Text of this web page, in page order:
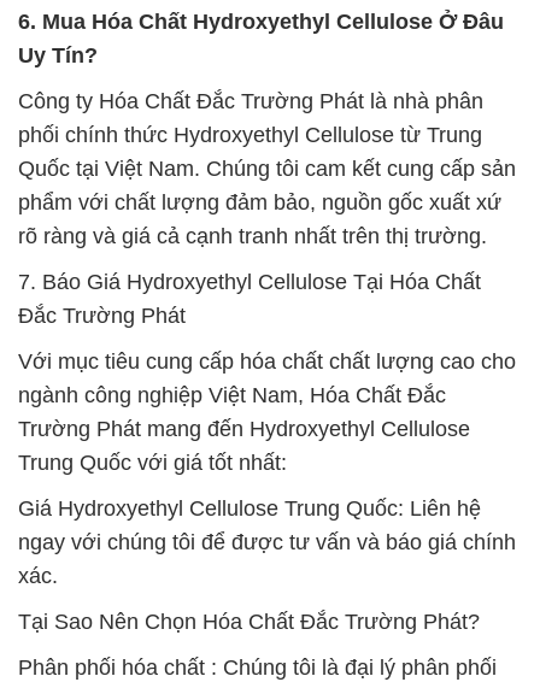
6. Mua Hóa Chất Hydroxyethyl Cellulose Ở Đâu
Uy Tín?
Công ty Hóa Chất Đắc Trường Phát là nhà phân
phối chính thức Hydroxyethyl Cellulose từ Trung
Quốc tại Việt Nam. Chúng tôi cam kết cung cấp sản
phẩm với chất lượng đảm bảo, nguồn gốc xuất xứ
rõ ràng và giá cả cạnh tranh nhất trên thị trường.
7. Báo Giá Hydroxyethyl Cellulose Tại Hóa Chất
Đắc Trường Phát
Với mục tiêu cung cấp hóa chất chất lượng cao cho
ngành công nghiệp Việt Nam, Hóa Chất Đắc
Trường Phát mang đến Hydroxyethyl Cellulose
Trung Quốc với giá tốt nhất:
Giá Hydroxyethyl Cellulose Trung Quốc: Liên hệ
ngay với chúng tôi để được tư vấn và báo giá chính
xác.
Tại Sao Nên Chọn Hóa Chất Đắc Trường Phát?
Phân phối hóa chất : Chúng tôi là đại lý phân phối